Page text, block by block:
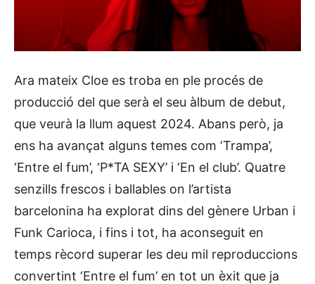
Ara mateix Cloe es troba en ple procés de
producció del que serà el seu àlbum de debut,
que veurà la llum aquest 2024. Abans però, ja
ens ha avançat alguns temes com ‘Trampa’,
‘Entre el fum’, ‘P*TA SEXY’ i ‘En el club’. Quatre
senzills frescos i ballables on l’artista
barcelonina ha explorat dins del gènere Urban i
Funk Carioca, i fins i tot, ha aconseguit en
temps rècord superar les deu mil reproduccions
convertint ‘Entre el fum’ en tot un èxit que ja